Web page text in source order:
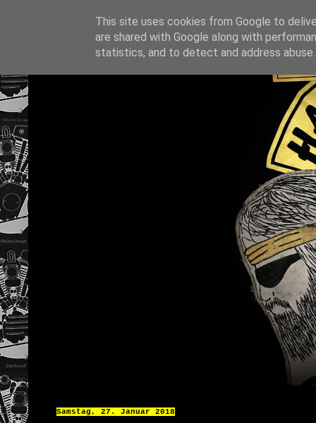
Samstag, 27. Januar 2018
This site uses cookies from Google to
are shared with Google along with
statistics, and to detect and address abuse.